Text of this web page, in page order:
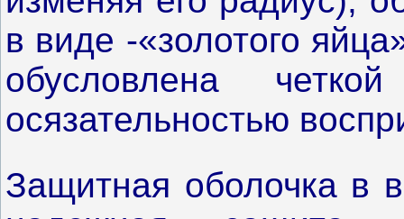
в виде -«золотого
обусловлена
осязательностью
Защитная оболочка